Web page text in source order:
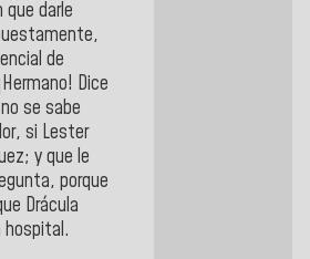
darle
de
Dice
se sabe
si Lester
y que le
porque
Drácula
hospital.